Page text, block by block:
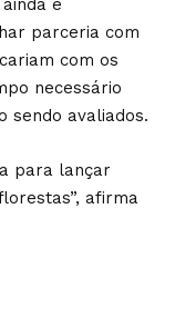
é
parceria com
com os
necessário
sendo avaliados.
para lançar
afirma